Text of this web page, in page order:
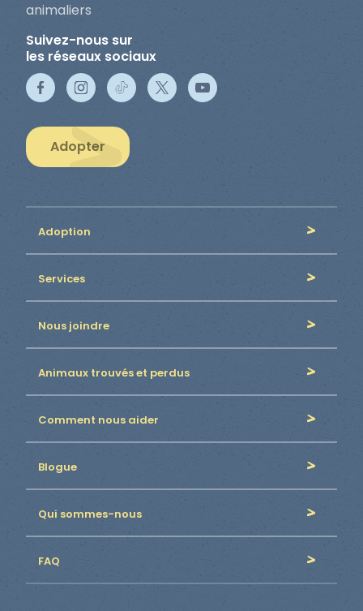
animaliers
Suivez-nous sur
les réseaux sociaux
Adopter
Adoption
Services
Nous joindre
Animaux trouvés et perdus
Comment nous aider
Blogue
Qui sommes-nous
FAQ